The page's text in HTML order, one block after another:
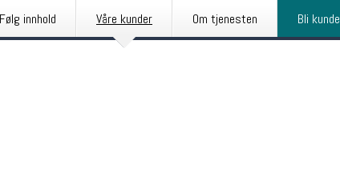
Følg innhold Våre kunder Om tjenesten Bli kunde